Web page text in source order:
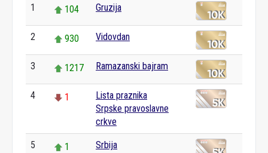
1 104 Gruzija
2 930 Vidovdan
3 1217 Ramazanski bajram
4 1
Lista praznika
Srpske pravoslavne
crkve
5 1 Srbija